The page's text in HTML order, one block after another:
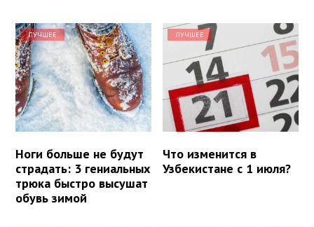
ЛУЧШЕЕ
Ноги больше не будут
страдать: 3 гениальных
трюка быстро высушат
обувь зимой
ЛУЧШЕЕ
Что изменится в
Узбекистане с 1 июля?